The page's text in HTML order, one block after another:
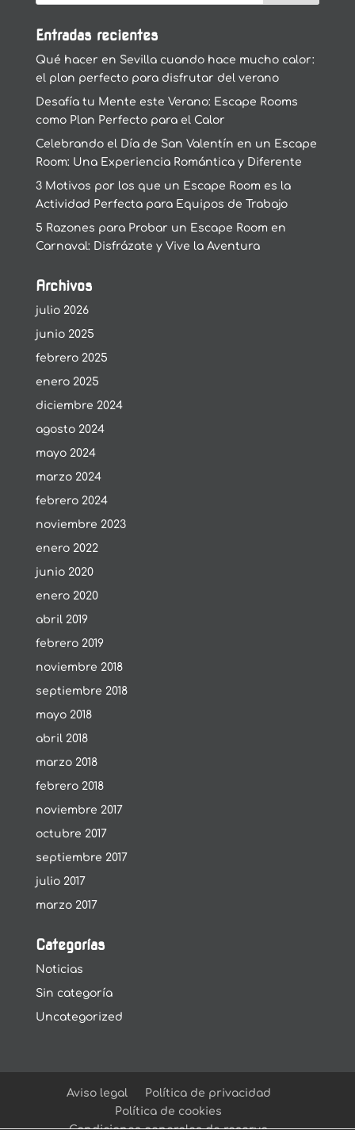
Entradas recientes
Qué hacer en Sevilla cuando hace mucho calor:
el plan perfecto para disfrutar del verano
Desafía tu Mente este Verano: Escape Rooms
como Plan Perfecto para el Calor
Celebrando el Día de San Valentín en un Escape
Room: Una Experiencia Romántica y Diferente
3 Motivos por los que un Escape Room es la
Actividad Perfecta para Equipos de Trabajo
5 Razones para Probar un Escape Room en
Carnaval: Disfrázate y Vive la Aventura
Archivos
julio 2026
junio 2025
febrero 2025
enero 2025
diciembre 2024
agosto 2024
mayo 2024
marzo 2024
febrero 2024
noviembre 2023
enero 2022
junio 2020
enero 2020
abril 2019
febrero 2019
noviembre 2018
septiembre 2018
mayo 2018
abril 2018
marzo 2018
febrero 2018
noviembre 2017
octubre 2017
septiembre 2017
julio 2017
marzo 2017
Categorías
Noticias
Sin categoría
Uncategorized
Aviso legal
Política de privacidad
Política de cookies